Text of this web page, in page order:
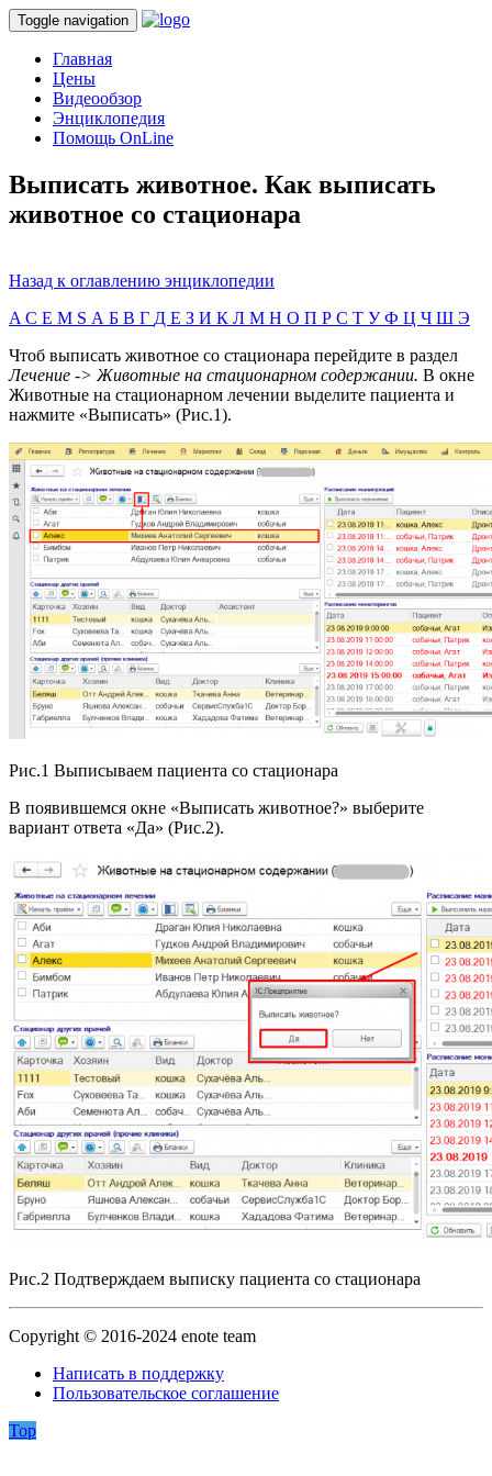
Toggle navigation
Главная
Цены
Видеообзор
Энциклопедия
Помощь OnLine
Выписать животное. Как выписать
животное со стационара
Назад к оглавлению энциклопедии
A C E M S А Б В Г Д Е З И К Л М Н О П Р С Т УФ Ц Ч Ш Э
Чтоб выписать животное со стационара перейдите в раздел
Лечение -> Животные на стационарном содержании. В окне
Животные на стационарном лечении выделите пациента и
нажмите «Выписать» (Рис.1).
Рис.1 Выписываем пациента со стационара
В появившемся окне «Выписать животное?» выберите
вариант ответа «Да» (Рис.2).
Рис.2 Подтверждаем выписку пациента со стационара
Copyright © 2016-2024 enote team
Написать в поддержку
Пользовательское соглашение
Top